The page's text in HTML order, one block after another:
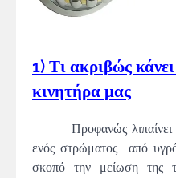
1) Τι ακριβώς
κινητήρα μας
Προφανώς λιπαίνει .
ενός στρώματος από
σκοπό την μείωση της